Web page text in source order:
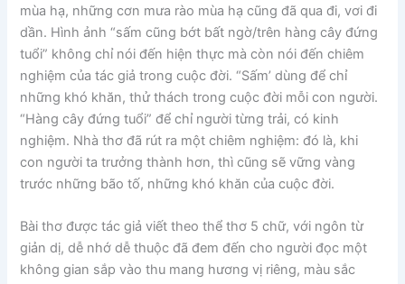
mùa hạ, những cơn mưa rào mùa hạ cũng đã qua đi, vơi đi
dần. Hình ảnh “sấm cũng bớt bất ngờ/trên hàng cây đứng
tuổi” không chỉ nói đến hiện thực mà còn nói đến chiêm
nghiệm của tác giả trong cuộc đời. “Sấm’ dùng để chỉ
những khó khăn, thử thách trong cuộc đời mỗi con người.
“Hàng cây đứng tuổi” để chỉ người từng trải, có kinh
nghiệm. Nhà thơ đã rút ra một chiêm nghiệm: đó là, khi
con người ta trưởng thành hơn, thì cũng sẽ vững vàng
trước những bão tố, những khó khăn của cuộc đời.
Bài thơ được tác giả viết theo thể thơ 5 chữ, với ngôn từ
giản dị, dễ nhớ dễ thuộc đã đem đến cho người đọc một
không gian sắp vào thu mang hương vị riêng, màu sắc